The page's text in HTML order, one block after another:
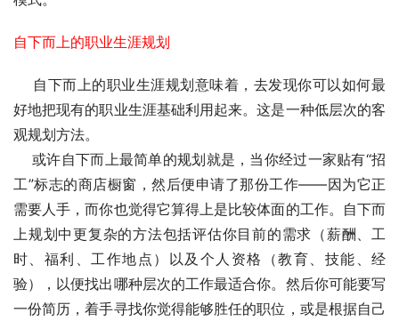
自下而上的职业生涯规划
自下而上的职业生涯规划意味着，去发现你可以如何最
好地把现有的职业生涯基础利用起来。这是一种低层次的客
观规划方法。
或许自下而上最简单的规划就是，当你经过一家贴有“招
工”标志的商店橱窗，然后便申请了那份工作——因为它正
需要人手，而你也觉得它算得上是比较体面的工作。自下而
上规划中更复杂的方法包括评估你目前的需求（薪酬、工
时、福利、工作地点）以及个人资格（教育、技能、经
验），以便找出哪种层次的工作最适合你。然后你可能要写
一份简历，着手寻找你觉得能够胜任的职位，或是根据自己